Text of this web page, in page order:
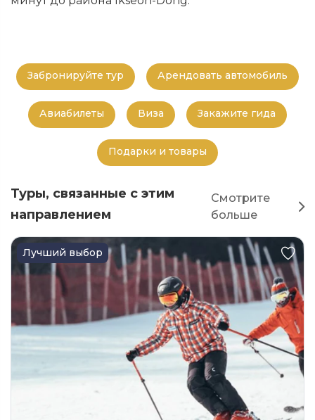
Забронируйте тур Арендовать автомобиль
Авиабилеты Виза Закажите гида
Подарки и товары
Туры, связанные с этим
направлением
Смотрите
больше
Лучший выбор